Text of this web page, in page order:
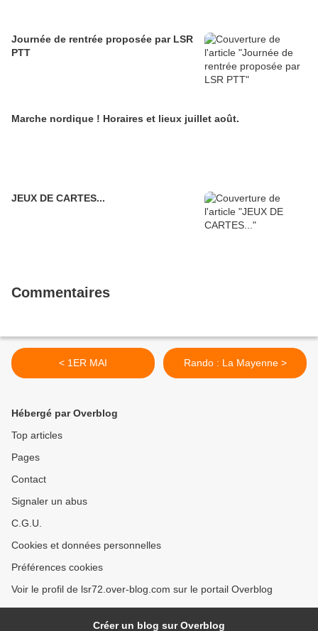
Journée de rentrée proposée par LSR
PTT
Marche nordique ! Horaires et lieux juillet août.
JEUX DE CARTES...
Commentaires
< 1ER MAI Rando : La Mayenne >
Hébergé par Overblog
Top articles
Pages
Contact
Signaler un abus
C.G.U.
Cookies et données personnelles
Préférences cookies
Voir le profil de lsr72.over-blog.com sur le portail Overblog
Créer un blog sur Overblog